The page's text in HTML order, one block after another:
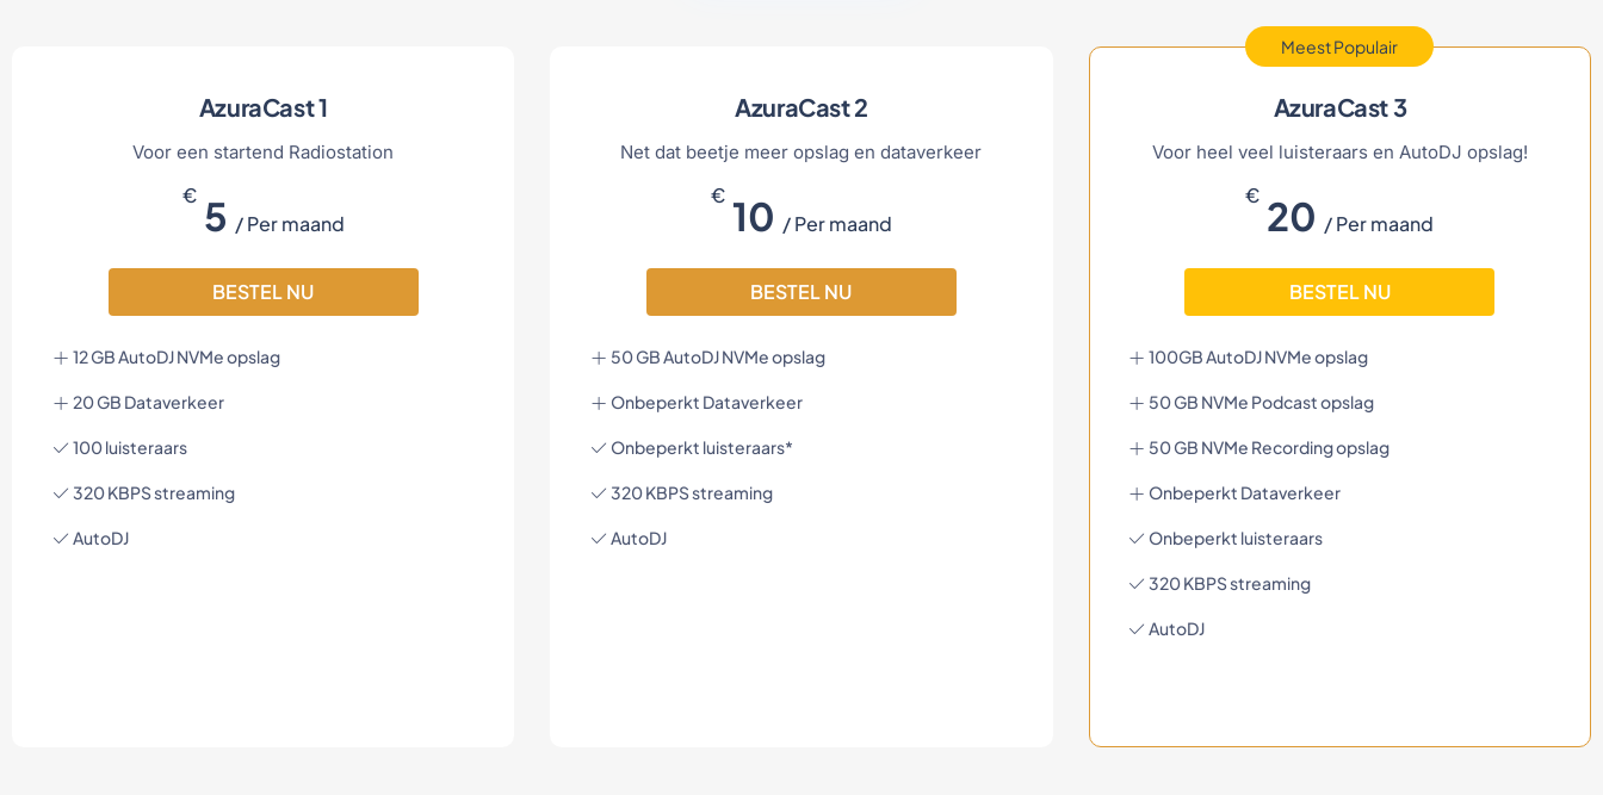
AzuraCast 1
Voor een startend Radiostation
€5 / Per maand
BESTEL NU
12 GB AutoDJ NVMe opslag
20 GB Dataverkeer
100 luisteraars
320 KBPS streaming
AutoDJ
AzuraCast 2
Net dat beetje meer opslag en dataverkeer
€10 / Per maand
BESTEL NU
50 GB AutoDJ NVMe opslag
Onbeperkt Dataverkeer
Onbeperkt luisteraars*
320 KBPS streaming
AutoDJ
Meest Populair
AzuraCast 3
Voor heel veel luisteraars en AutoDJ opslag!
€ 20 / Per maand
BESTEL NU
100GB AutoDJ NVMe opslag
50 GB NVMe Podcast opslag
50 GB NVMe Recording opslag
Onbeperkt Dataverkeer
Onbeperkt luisteraars
320 KBPS streaming
AutoDJ